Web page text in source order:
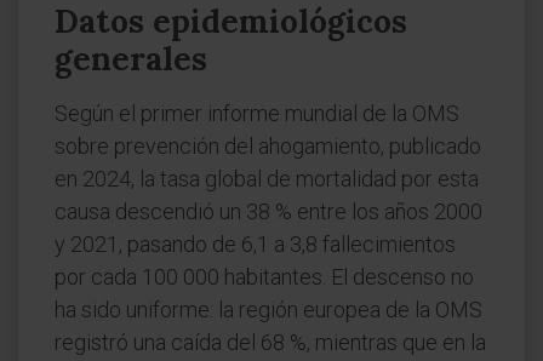
Datos epidemiológicos
generales
Según el primer informe mundial de la OMS
sobre prevención del ahogamiento, publicado
en 2024, la tasa global de mortalidad por esta
causa descendió un 38 % entre los años 2000
y 2021, pasando de 6,1 a 3,8 fallecimientos
por cada 100 000 habitantes. El descenso no
ha sido uniforme: la región europea de la OMS
registró una caída del 68 %, mientras que en la